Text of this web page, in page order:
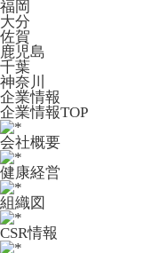
福岡
大分
佐賀
鹿児島
千葉
神奈川
企業情報
企業情報TOP
会社概要
健康経営
組織図
CSR情報